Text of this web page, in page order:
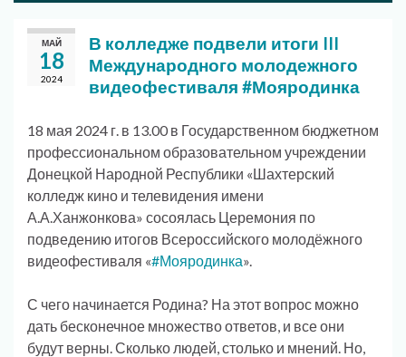
МАЙ
18
2024
В колледже подвели итоги III
Международного молодежного
видеофестиваля #Мояродинка
18 мая 2024 г. в 13.00 в Государственном бюджетном
профессиональном образовательном учреждении
Донецкой Народной Республики «Шахтерский
колледж кино и телевидения имени
А.А.Ханжонкова» сосоялась Церемония по
подведению итогов Всероссийского молодёжного
видеофестиваля «#Мояродинка».
С чего начинается Родина? На этот вопрос можно
дать бесконечное множество ответов, и все они
будут верны. Сколько людей, столько и мнений. Но,